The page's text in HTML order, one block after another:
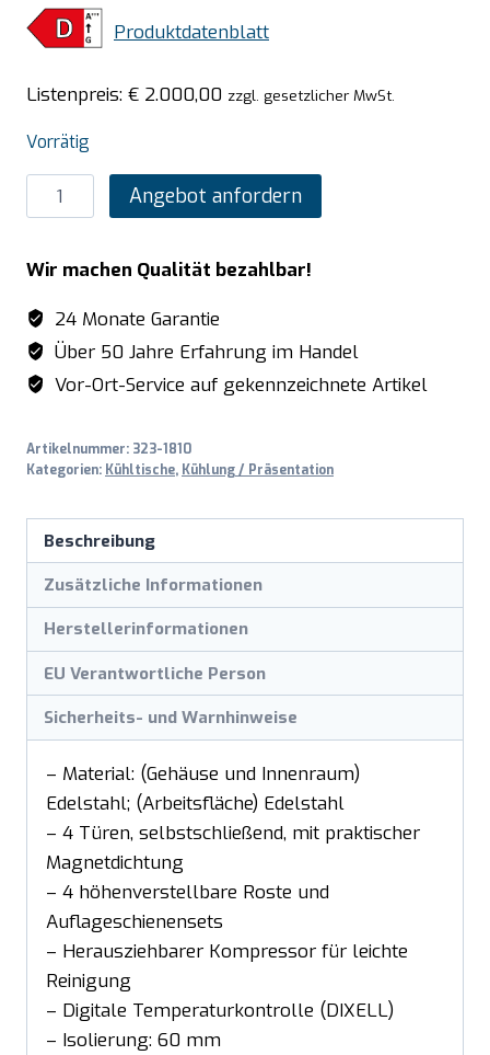
Produktdatenblatt
Listenpreis: € 2.000,00 zzgl. gesetzlicher MwSt.
Vorrätig
SARO
Kühltisch
4
Türen,
Modell
SNACK
4100
Menge
Angebot anfordern
Wir machen Qualität bezahlbar!
24 Monate Garantie
Über 50 Jahre Erfahrung im Handel
Vor-Ort-Service auf gekennzeichnete Artikel
Artikelnummer: 323-1810
Kategorien: Kühltische, Kühlung / Präsentation
Beschreibung
Zusätzliche Informationen
Herstellerinformationen
EU Verantwortliche Person
Sicherheits- und Warnhinweise
– Material: (Gehäuse und Innenraum)
Edelstahl; (Arbeitsfläche) Edelstahl
– 4 Türen, selbstschließend, mit praktischer
Magnetdichtung
– 4 höhenverstellbare Roste und
Auflageschienensets
– Herausziehbarer Kompressor für leichte
Reinigung
– Digitale Temperaturkontrolle (DIXELL)
– Isolierung: 60 mm